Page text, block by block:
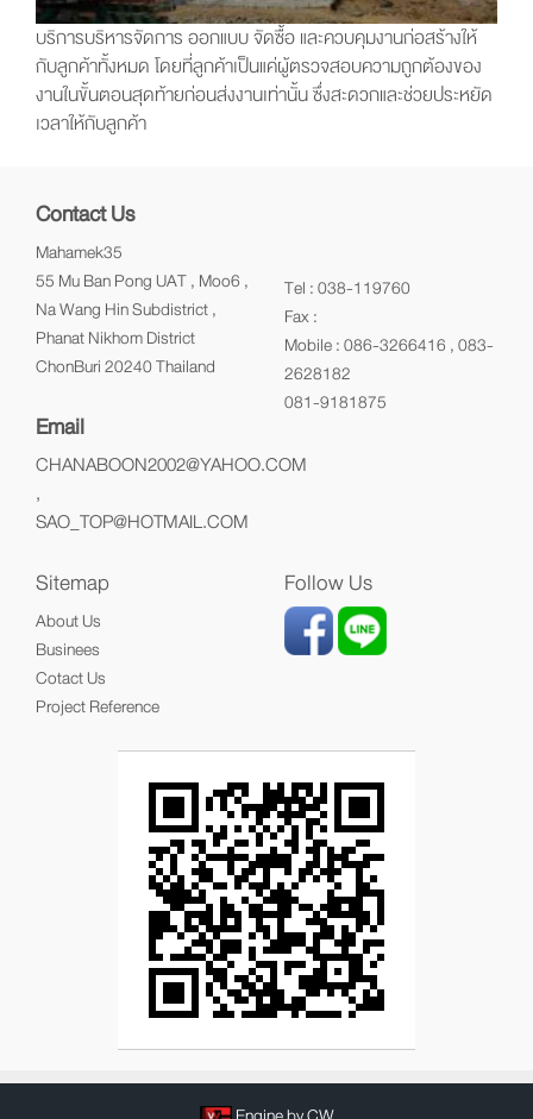
บริการบริหารจัดการ ออกแบบ จัดซื้อ และควบคุมงานก่อสร้างให้
กับลูกค้าทั้งหมด โดยที่ลูกค้าเป็นแค่ผู้ตรวจสอบความถูกต้องของ
งานในขั้นตอนสุดท้ายก่อนส่งงานเท่านั้น ซึ่งสะดวกและช่วยประหยัด
เวลาให้กับลูกค้า
Contact Us
Mahamek35
55 Mu Ban Pong UAT , Moo6 ,
Na Wang Hin Subdistrict ,
Phanat Nikhom District
ChonBuri 20240 Thailand
Email
CHANABOON2002@YAHOO.COM
,
SAO_TOP@HOTMAIL.COM
Tel : 038-119760
Fax :
Mobile : 086-3266416 , 083-
2628182
081-9181875
Sitemap
About Us
Businees
Cotact Us
Project Reference
Follow Us